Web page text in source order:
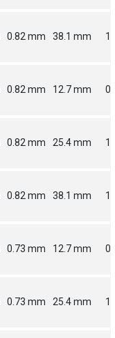
0.82 mm 38.1 mm
0.82 mm 12.7 mm
0.82 mm 25.4 mm 1
0.82 mm 38.1 mm
0.73 mm 12.7 mm
0.73 mm 25.4 mm 1